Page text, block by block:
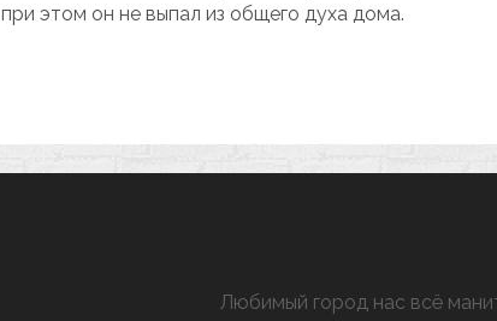
при этом он не выпал из общего духа дома.
Любимый город нас всё